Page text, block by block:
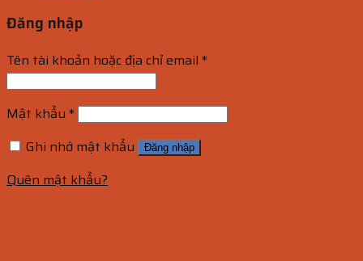
Đăng nhập
Tên tài khoản hoặc địa chỉ email *
Mật khẩu *
Ghi nhớ mật khẩu
Đăng nhập
Quên mật khẩu?